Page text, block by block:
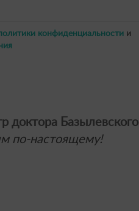
конфиденциальности и
доктора
по-настоящему!